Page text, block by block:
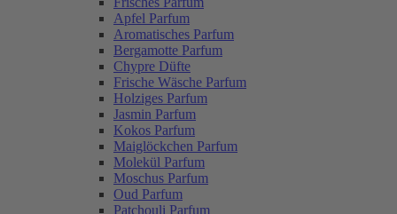
Apfel Parfum
Aromatisches Parfum
Bergamotte Parfum
Chypre Düfte
Frische Wäsche Parfum
Holziges Parfum
Jasmin Parfum
Kokos Parfum
Maiglöckchen Parfum
Molekül Parfum
Moschus Parfum
Oud Parfum
Patchouli Parfum